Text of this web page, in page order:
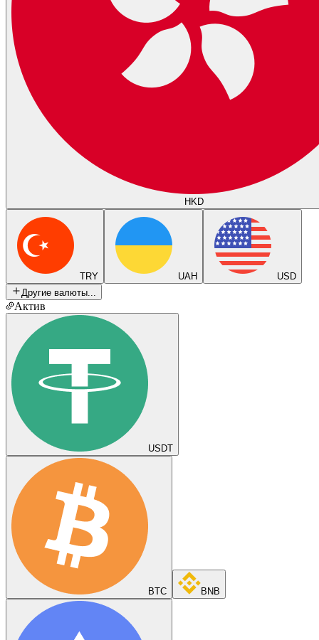
HKD
TRY UAH
USD
Другие валюты...
Актив
USDT
BTC BNB